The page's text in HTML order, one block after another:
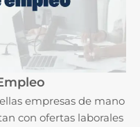
empresas de mano
con ofertas laborales